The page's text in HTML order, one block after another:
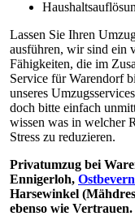
Lassen Sie Ihren
ausführen, wir sind ein
Fähigkeiten, die im
Service für Warendorf
unseres
doch bitte einfach
wissen was in welcher
Stress zu reduzieren.
Privatumzug bei
Ennigerloh, Ostbevern
Harsewinkel
ebenso wie Vertrauen.